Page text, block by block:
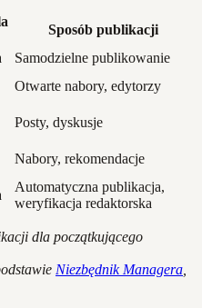
Sposób publikacji
Samodzielne publikowanie
Otwarte nabory, edytorzy
Posty, dyskusje
Nabory, rekomendacje
Automatyczna publikacja,
weryfikacja redaktorska
dla początkującego
Niezbędnik Managera